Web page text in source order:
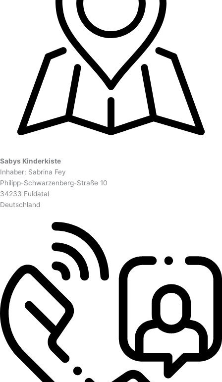
Sabys Kinderkiste
Inhaber: Sabrina Fey
Philipp-Schwarzenberg-Straße 10
34233 Fuldatal
Deutschland